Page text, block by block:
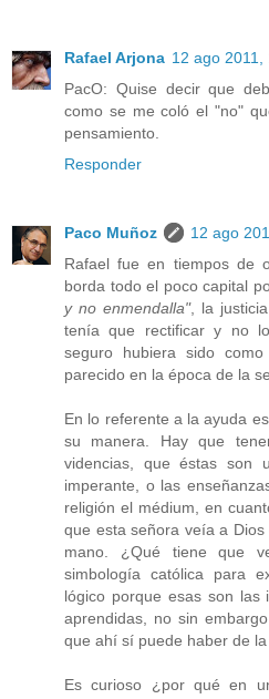
Rafael Arjona 12 ago 2011,
PacO: Quise decir que
como se me coló el "no"
pensamiento.
Responder
Paco Muñoz
12 ago
Rafael fue en tiempos de
borda todo el poco capital
y no enmendalla", la
tenía que rectificar y no
seguro hubiera sido
parecido en la época de la
En lo referente a la ayuda
su manera. Hay que
videncias, que éstas son
imperante, o las
religión el médium, en
que esta señora veía a
mano. ¿Qué tiene que
simbología católica para
lógico porque esas son las
aprendidas, no sin
que ahí sí puede haber de la
Es curioso ¿por qué en